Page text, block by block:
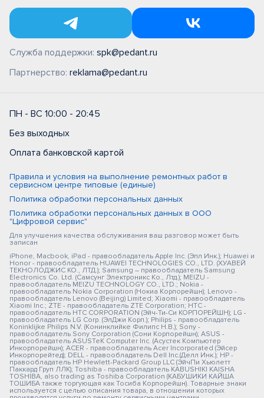
Служба поддержки: spk@pedant.ru
Партнерство: reklama@pedant.ru
ПН - ВС 10:00 - 20:45
Без выходных
Оплата банковской картой
Правила и условия на выполнение ремонтных работ в
сервисном центре типовые (единые)
Политика обработки персональных данных
Политика обработки персональных данных в ООО
"Цифровой сервис"
Для улучшения качества обслуживания ваш разговор может быть
записан
iPhone, Macbook, iPad - правообладатель Apple Inc. (Эпл Инк.); Huawei и
Honor - правообладатель HUAWEI TECHNOLOGIES CO., LTD. (ХУАВЕЙ
ТЕКНОЛОДЖИС КО., ЛТД.); Samsung – правообладатель Samsung
Electronics Co. Ltd. (Самсунг Электроникс Ко., Лтд.); MEIZU -
правообладатель MEIZU TECHNOLOGY CO., LTD.; Nokia -
правообладатель Nokia Corporation (Нокиа Корпорейшн); Lenovo -
правообладатель Lenovo (Beijing) Limited; Xiaomi - правообладатель
Xiaomi Inc.; ZTE - правообладатель ZTE Corporation; HTC -
правообладатель HTC CORPORATION (Эйч-Ти-Си КОРПОРЕЙШН); LG -
правообладатель LG Corp. (ЭлДжи Корп.); Philips - правообладатель
Koninklijke Philips N.V. (Конинклийке Филипс Н.В.); Sony -
правообладатель Sony Corporation (Сони Корпорейшн); ASUS -
правообладатель ASUSTeK Computer Inc. (Асустек Компьютер
Инкорпорейшн); ACER - правообладатель Acer Incorporated (Эйсер
Инкорпорейтед); DELL - правообладатель Dell Inc.(Делл Инк.); HP -
правообладатель HP Hewlett-Packard Group LLC (ЭйчПи Хьюлетт
Паккард Груп ЛЛК); Toshiba - правообладатель KABUSHIKI KAISHA
TOSHIBA, also trading as Toshiba Corporation (КАБУШИКИ КАЙША
ТОШИБА также торгующая как Тосиба Корпорейшн). Товарные знаки
используется с целью описания товара, в отношении которых